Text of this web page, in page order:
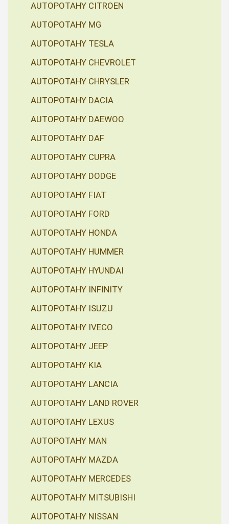
AUTOPOTAHY CITROEN
AUTOPOTAHY MG
AUTOPOTAHY TESLA
AUTOPOTAHY CHEVROLET
AUTOPOTAHY CHRYSLER
AUTOPOTAHY DACIA
AUTOPOTAHY DAEWOO
AUTOPOTAHY DAF
AUTOPOTAHY CUPRA
AUTOPOTAHY DODGE
AUTOPOTAHY FIAT
AUTOPOTAHY FORD
AUTOPOTAHY HONDA
AUTOPOTAHY HUMMER
AUTOPOTAHY HYUNDAI
AUTOPOTAHY INFINITY
AUTOPOTAHY ISUZU
AUTOPOTAHY IVECO
AUTOPOTAHY JEEP
AUTOPOTAHY KIA
AUTOPOTAHY LANCIA
AUTOPOTAHY LAND ROVER
AUTOPOTAHY LEXUS
AUTOPOTAHY MAN
AUTOPOTAHY MAZDA
AUTOPOTAHY MERCEDES
AUTOPOTAHY MITSUBISHI
AUTOPOTAHY NISSAN